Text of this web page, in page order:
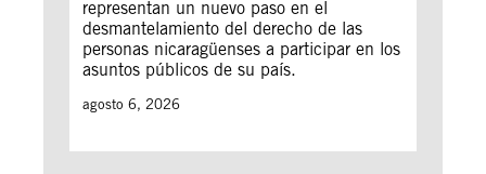
representan un nuevo paso en el
desmantelamiento del derecho de las
personas nicaragüenses a participar en los
asuntos públicos de su país.
agosto 6, 2026